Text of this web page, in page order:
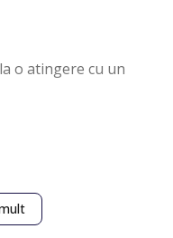
o atingere cu un
de gatit dorita.
nivelul de